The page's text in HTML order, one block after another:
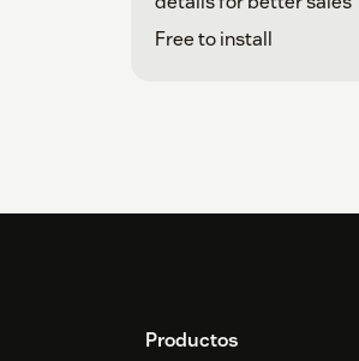
Free to install
Productos